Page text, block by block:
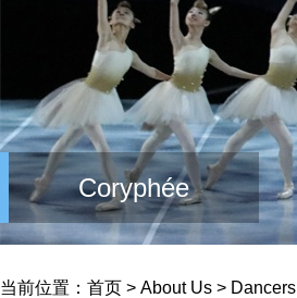
Coryphée
当前位置： 首页 > About Us > Dancers